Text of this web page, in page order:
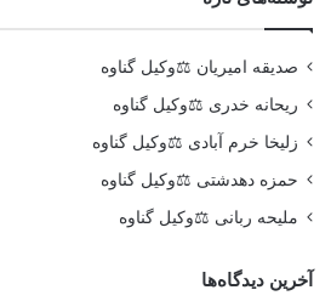
صدیقه امیریان ⚖️وکیل گناوه
ریحانه خدری ⚖️وکیل گناوه
زلیخا خرم آبادی ⚖️وکیل گناوه
حمزه دهدشتی ⚖️وکیل گناوه
ملیحه ربانی ⚖️وکیل گناوه
آخرین دیدگاه‌ها